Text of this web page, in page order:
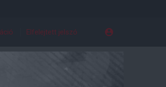
Elfelejtett jelszó